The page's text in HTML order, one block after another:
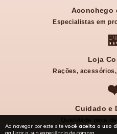
Ao navegar por este site você aceita o uso
Aconchego
Especialistas em
Loja
Rações,
Cuidado e